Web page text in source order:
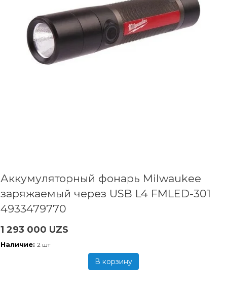
Аккумуляторный фонарь Milwaukee
заряжаемый через USB L4 FMLED-301
4933479770
1 293 000 UZS
Наличие: 2 шт
В корзину